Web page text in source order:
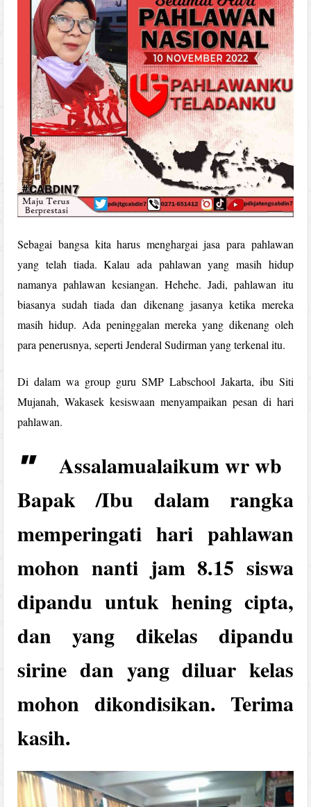
Sebagai bangsa kita harus menghargai jasa para pahlawan
yang telah tiada. Kalau ada pahlawan yang masih hidup
namanya pahlawan kesiangan. Hehehe. Jadi, pahlawan itu
biasanya sudah tiada dan dikenang jasanya ketika mereka
masih hidup. Ada peninggalan mereka yang dikenang oleh
para penerusnya, seperti Jenderal Sudirman yang terkenal itu.
Di dalam wa group guru SMP Labschool Jakarta, ibu Siti
Mujanah, Wakasek kesiswaan menyampaikan pesan di hari
pahlawan.
Assalamualaikum wr wb
Bapak /Ibu dalam rangka
memperingati hari pahlawan
mohon nanti jam 8.15 siswa
dipandu untuk hening cipta,
dan yang dikelas dipandu
sirine dan yang diluar kelas
mohon dikondisikan. Terima
kasih.